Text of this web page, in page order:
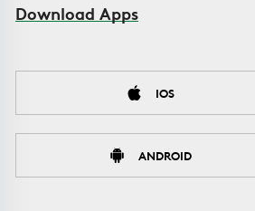
Download Apps
IOS
ANDROID